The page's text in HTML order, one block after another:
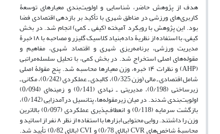
هدف از پژوهش حاضر، شناسایی و اولویت‌بندی معیارهای توسعۀ
کاربری‌های ورزشی در مناطق شهری با تأکید بر بازدهی اقتصادی فضا
بود. این پژوهش با رویکرد آمیخته (کیفی ـ کمی) انجام شد. در بخش
کیفی، با استفاده از نظریۀ داده‌بنیاد کلاسیک گلیزر و مصاحبه با ۱۸ خبرۀ
مدیریت ورزشی، برنامه‌ریزی شهری و اقتصاد شهری، مفاهیم و
مقوله‌های اصلی استخراج شد. در بخش کمی، با تحلیل سلسله‌مراتبی
(AHP) و نظرات ۱۴ خبره، وزن معیارها محاسبه شد. پنج مقولۀ اصلی
شامل اقتصادی ـ مالی (وزن 0/325)، کالبدی ـ عملکردی (0/242)، مکانی ـ
زیرساختی (0/198)، مدیریتی ـ نهادی (0/141) و زمینه‌ای (0/094)
اولویت‌بندی شدند. در میان زیرمقوله‌ها، پتانسیل درآمدزایی (0/142)،
بازگشت سرمایه (0/118) و انعطاف‌پذیری عملکردی (0/097) بالاترین
وزن را داشتند. روایی محتوایی ابزارها با استفاده از نظر ۸ نفر از اساتید و
محاسبۀ شاخص‌های CVR (بالای 0/78) و CVI (بالای 0/82) تأیید شد.